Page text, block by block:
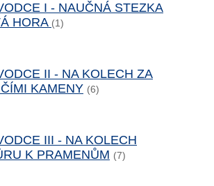
I - NAUČNÁ STEZKA
HORA (1)
II - NA KOLECH ZA
KAMENY (6)
III - NA KOLECH
K PRAMENŮM (7)